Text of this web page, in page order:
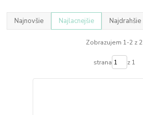
Najnovšie Najlacnejšie Najdrahšie
Zobrazujem 1-2 z 2
strana z 1